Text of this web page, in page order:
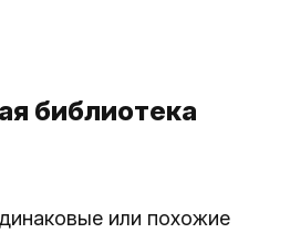
библиотека
или похожие